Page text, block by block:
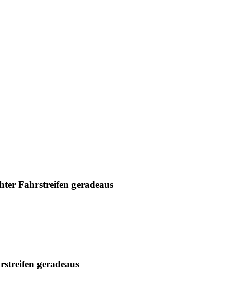
Fahrstreifen geradeaus
geradeaus